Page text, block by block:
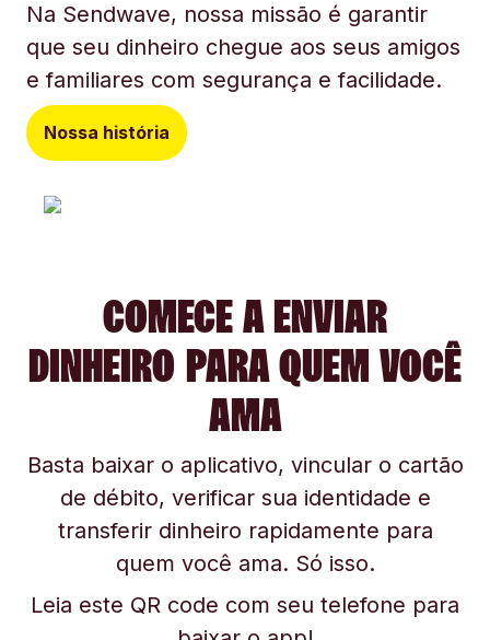
Na Sendwave, nossa missão é garantir
que seu dinheiro chegue aos seus amigos
e familiares com segurança e facilidade.
Nossa história
COMECE A ENVIAR
DINHEIRO PARA QUEM VOCÊ
AMA
Basta baixar o aplicativo, vincular o cartão
de débito, verificar sua identidade e
transferir dinheiro rapidamente para
quem você ama. Só isso.
Leia este QR code com seu telefone para